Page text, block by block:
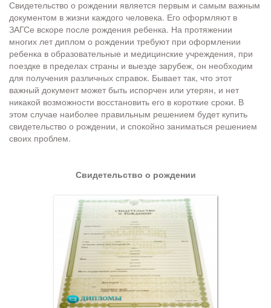
Свидетельство о рождении является первым и самым важным
документом в жизни каждого человека. Его оформляют в
ЗАГСе вскоре после рождения ребенка. На протяжении
многих лет диплом о рождении требуют при оформлении
ребенка в образовательные и медицинские учреждения, при
поездке в пределах страны и выезде зарубеж, он необходим
для получения различных справок. Бывает так, что этот
важный документ может быть испорчен или утерян, и нет
никакой возможности восстановить его в короткие сроки. В
этом случае наиболее правильным решением будет купить
свидетельство о рождении, и спокойно заниматься решением
своих проблем.
Свидетельство о рождении